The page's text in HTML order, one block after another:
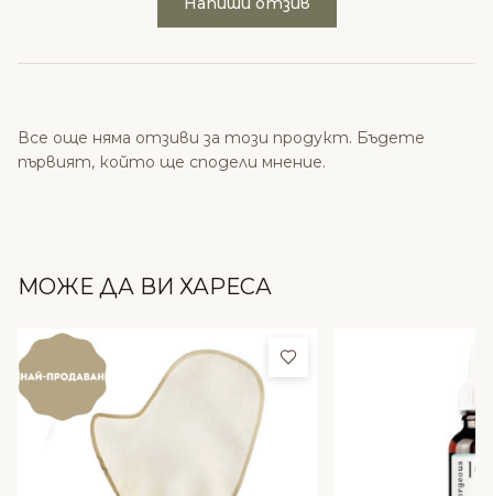
Все още няма отзиви за този продукт. Бъдете
първият, който ще сподели мнение.
МОЖЕ ДА ВИ ХАРЕСА
Добави в любими